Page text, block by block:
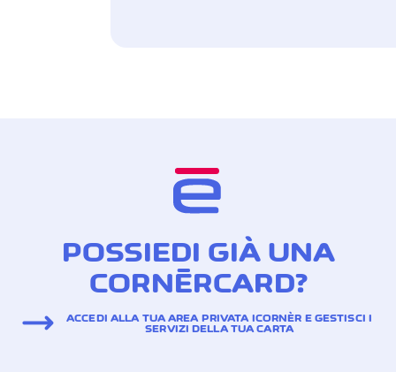
POSSIEDI GIÀ UNA
CORNÈRCARD?
ACCEDI ALLA TUA AREA PRIVATA ICORNÈR E GESTISCI I
SERVIZI DELLA TUA CARTA